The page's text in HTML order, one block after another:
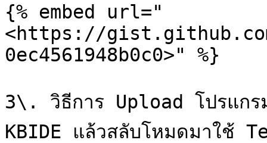
{% embed url="
<https://
0ec4561948b0c0>" %}
3\. วิธีการ Upload โปรแกร
KBIDE แล้วสลับโหมดมาใช้